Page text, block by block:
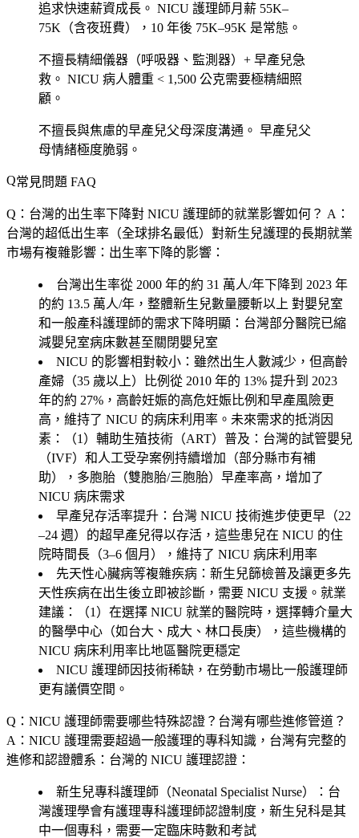
追求快速薪資成長。 NICU 護理師月薪 55K–
75K（含夜班費），10 年後 75K–95K 是常態。
不擅長精細儀器（呼吸器、監測器）+ 早產兒急
救。 NICU 病人體重 < 1,500 公克需要極精細照
顧。
不擅長與焦慮的早產兒父母深度溝通。 早產兒父
母情緒極度脆弱。
常見問題 FAQ
Q：台灣的出生率下降對 NICU 護理師的就業影響如何？ A：
台灣的超低出生率（全球排名最低）對新生兒護理的長期就業
市場有複雜影響：出生率下降的影響：
台灣出生率從 2000 年的約 31 萬人/年下降到 2023 年
的約 13.5 萬人/年，整體新生兒數量腰斬以上 對嬰兒室
和一般產科護理師的需求下降明顯 ：台灣部分醫院已縮
減嬰兒室病床數甚至關閉嬰兒室
NICU 的影響相對較小：雖然出生人數減少，但高齡
產婦（35 歲以上）比例從 2010 年的 13% 提升到 2023
年的約 27%，高齡妊娠的高危妊娠比例和早產風險更
高，維持了 NICU 的病床利用率。未來需求的抵消因
素：（1） 輔助生殖技術（ART）普及 ：台灣的試管嬰兒
（IVF）和人工受孕案例持續增加（部分縣市有補
助），多胞胎（雙胞胎/三胞胎）早產率高，增加了
NICU 病床需求
早產兒存活率提升 ：台灣 NICU 技術進步使更早（22
–24 週）的超早產兒得以存活，這些患兒在 NICU 的住
院時間長（3–6 個月），維持了 NICU 病床利用率
先天性心臟病等複雜疾病 ：新生兒篩檢普及讓更多先
天性疾病在出生後立即被診斷，需要 NICU 支援。就業
建議：（1）在選擇 NICU 就業的醫院時，選擇轉介量大
的醫學中心（如台大、成大、林口長庚），這些機構的
NICU 病床利用率比地區醫院更穩定
NICU 護理師因技術稀缺，在勞動市場比一般護理師
更有議價空間。
Q：NICU 護理師需要哪些特殊認證？台灣有哪些進修管道？
A：NICU 護理需要超過一般護理的專科知識，台灣有完整的
進修和認證體系：台灣的 NICU 護理認證：
新生兒專科護理師（Neonatal Specialist Nurse）
：台
灣護理學會有護理專科護理師認證制度，新生兒科是其
中一個專科，需要一定臨床時數和考試